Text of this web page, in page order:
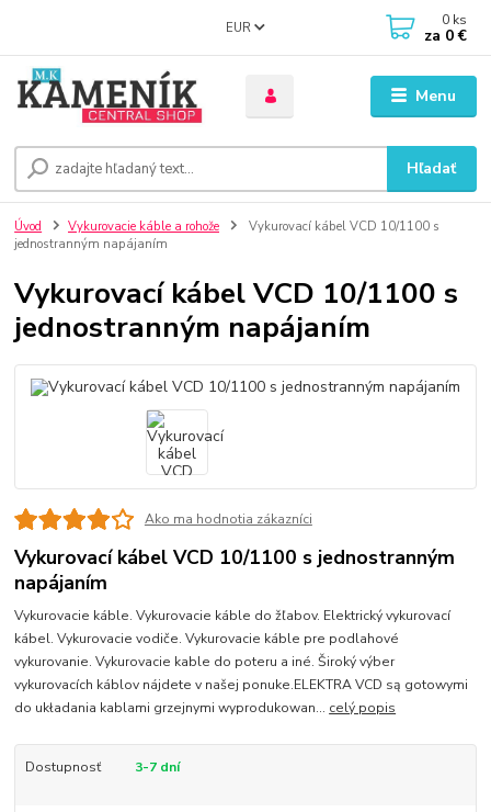
Menu
EUR
Hľadať
0 ks
za 0 €
Úvod Vykurovacie káble a rohože
Vykurovací kábel VCD 10/1100 s
jednostranným napájaním
Vykurovací kábel VCD 10/1100 s
jednostranným napájaním
Ako ma hodnotia zákazníci
Vykurovací kábel VCD 10/1100 s jednostranným
napájaním
Vykurovacie káble. Vykurovacie káble do žľabov. Elektrický vykurovací
kábel. Vykurovacie vodiče. Vykurovacie káble pre podlahové
vykurovanie. Vykurovacie kable do poteru a iné. Široký výber
vykurovacích káblov nájdete v našej ponuke.ELEKTRA VCD są gotowymi
do układania kablami grzejnymi wyprodukowan... celý popis
Dostupnosť 3-7 dní